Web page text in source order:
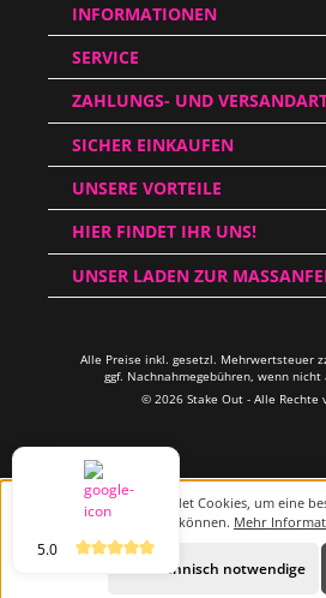
5.0
INFORMATIONEN
SERVICE
ZAHLUNGS- UND
SICHER EINKAUFEN
UNSERE VORTEILE
HIER FINDET IHR UNS!
UNSER LADEN ZUR
Alle Preise inkl. gesetzl. Mehrwertsteuer
ggf. Nachnahmegebühren, wenn nicht
© 2026 Stake Out - Alle Rechte
Diese Website verwendet Cookies, um eine
zu können. Mehr
Nur technisch notwendige